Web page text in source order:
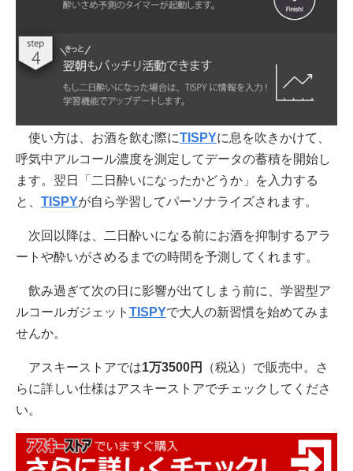
使い方は、お酒を飲む際にTISPYに息を吹きかけて、
呼気中アルコール濃度を測定してデータの蓄積を開始し
ます。翌日「二日酔いになったかどうか」を入力する
と、 TISPYが自ら学習してパーソナライズされます。
次回以降は、二日酔いになる前にお酒を抑制するアラ
ートや酔いがさめるまでの時間を予測してくれます。
飲み過ぎて次の日に影響が出てしまう前に、学習型ア
ルコールガジェット TISPYで大人の新習慣を始めてみま
せんか。
アスキーストアでは1万3500円
（税込）で販売中。さ
らに詳しい仕様はアスキーストアでチェックしてくださ
い。